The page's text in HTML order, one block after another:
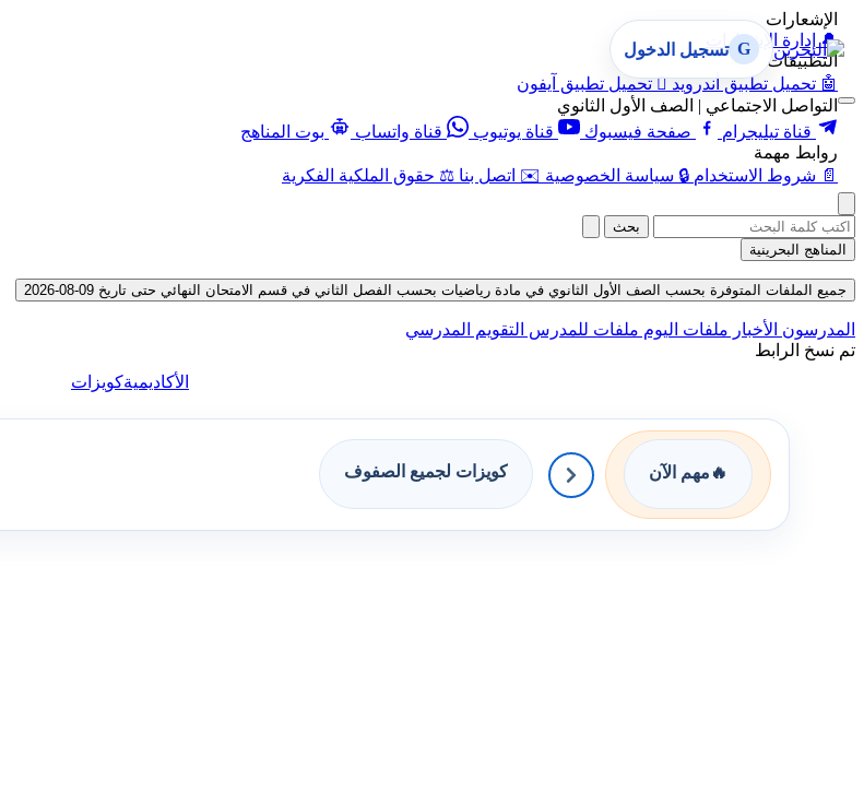
الإشعارات
🔔 إدارة الإشعارات
التطبيقات
🤖 تحميل تطبيق أندرويد  تحميل تطبيق آيفون
التواصل الاجتماعي | الصف الأول الثانوي
قناة تيليجرام
صفحة فيسبوك قناة يوتيوب قناة واتساب
بوت المناهج
روابط مهمة
📄 شروط الاستخدام 🔒 سياسة الخصوصية ✉️ اتصل بنا ⚖️ حقوق الملكية الفكرية
G تسجيل الدخول
بحث
المناهج البحرينية
جميع الملفات المتوفرة بحسب الصف الأول الثانوي في مادة رياضيات بحسب الفصل الثاني في قسم الامتحان النهائي حتى تاريخ 09-08-2026
المدرسون الأخبار ملفات اليوم ملفات للمدرس التقويم المدرسي
تم نسخ الرابط
الأكاديميةكويزات
🔥 مهم الآن كويزات لجميع الصفوف